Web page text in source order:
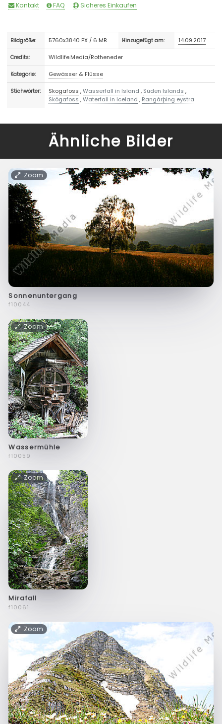
Kontakt FAQ Sicheres Einkaufen
Bildgröße: 5760x3840 PX / 6 MB Hinzugefügt am: 14.09.2017
Credits: Wildlife.Media/Rotheneder
Kategorie: Gewässer & Flüsse
Stichwörter: Skogafoss ,Wasserfall in Island , Süden Islands ,
Skógafoss ,Waterfall in Iceland , Rangárþing eystra
Ähnliche Bilder
Zoom
Sonnenuntergang
f10044
Zoom
Wassermühle
f10059
Zoom
Mirafall
f10061
Zoom